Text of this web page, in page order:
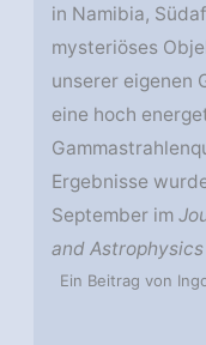
in Namibia,
mysteriöses
unserer eigenen
eine hoch
Ergebnisse
September im
and Astrophysics
Ein Beitrag von